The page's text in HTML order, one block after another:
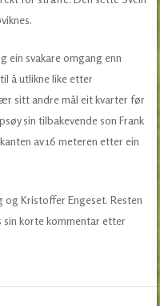
ein svakare omgang enn
å utlikne like etter
sitt andre mål eit kvarter før
sin tilbakevende son Frank
av 16 meteren etter ein
og Kristoffer Engeset. Resten
sin korte kommentar etter